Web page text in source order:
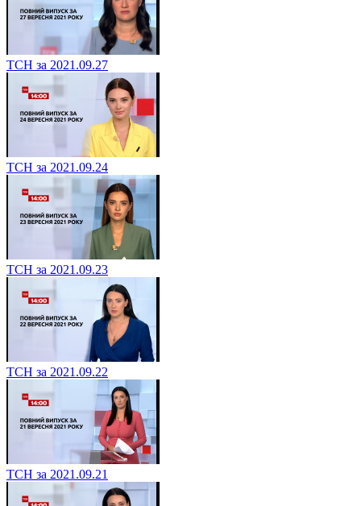
ТСН за 2021.09.27
ТСН за 2021.09.24
ТСН за 2021.09.23
ТСН за 2021.09.22
ТСН за 2021.09.21